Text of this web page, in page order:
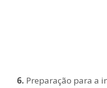
6. Preparação para a